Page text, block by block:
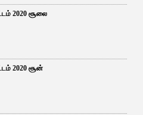
2020 சூலை
2020 சூன்